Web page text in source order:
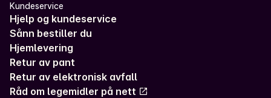
Kundeservice
Hjelp og kundeservice
Sånn bestiller du
Hjemlevering
Retur av pant
Retur av elektronisk avfall
Råd om legemidler på nett